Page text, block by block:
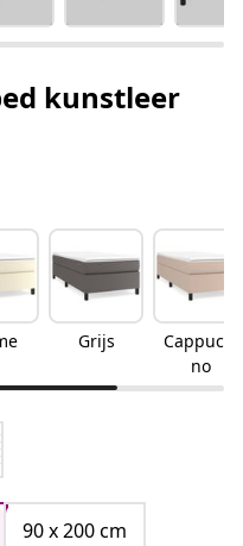
kunstleer
Grijs
Cappucci
no
90 x 200 cm